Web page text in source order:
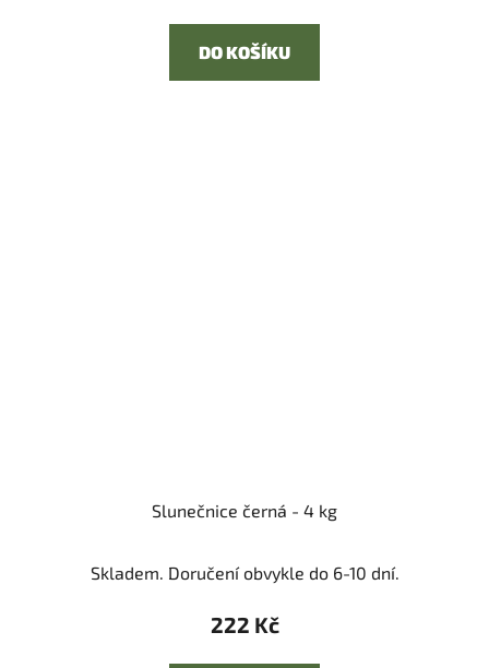
DO KOŠÍKU
Slunečnice černá - 4 kg
Skladem. Doručení obvykle do 6-10 dní.
222 Kč